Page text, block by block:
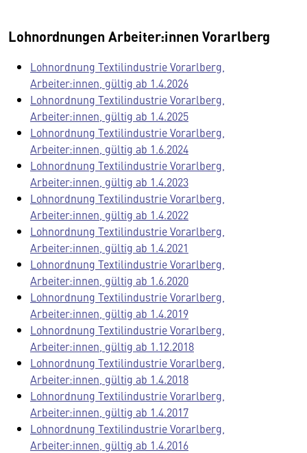
Lohnordnungen Arbeiter:innen Vorarlberg
Lohnordnung Textilindustrie Vorarlberg,
Arbeiter:innen, gültig ab 1.4.2026
Lohnordnung Textilindustrie Vorarlberg,
Arbeiter:innen, gültig ab 1.4.2025
Lohnordnung Textilindustrie Vorarlberg,
Arbeiter:innen, gültig ab 1.6.2024
Lohnordnung Textilindustrie Vorarlberg,
Arbeiter:innen, gültig ab 1.4.2023
Lohnordnung Textilindustrie Vorarlberg,
Arbeiter:innen, gültig ab 1.4.2022
Lohnordnung Textilindustrie Vorarlberg,
Arbeiter:innen, gültig ab 1.4.2021
Lohnordnung Textilindustrie Vorarlberg,
Arbeiter:innen, gültig ab 1.6.2020
Lohnordnung Textilindustrie Vorarlberg,
Arbeiter:innen, gültig ab 1.4.2019
Lohnordnung Textilindustrie Vorarlberg,
Arbeiter:innen, gültig ab 1.12.2018
Lohnordnung Textilindustrie Vorarlberg,
Arbeiter:innen, gültig ab 1.4.2018
Lohnordnung Textilindustrie Vorarlberg,
Arbeiter:innen, gültig ab 1.4.2017
Lohnordnung Textilindustrie Vorarlberg,
Arbeiter:innen, gültig ab 1.4.2016